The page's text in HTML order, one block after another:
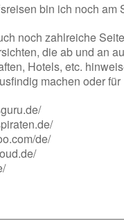
bin ich noch am
noch zahlreiche
die ab und an
Hotels, etc.
machen oder
de/